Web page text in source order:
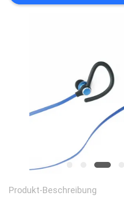
PRIVACY
Produkt-Beschreibung